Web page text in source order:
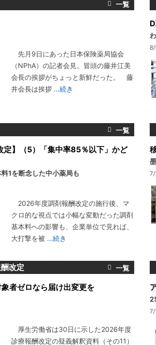
先月9日にあった日本保険薬局協会
（NPhA）の記者会見。冒頭の藤井江美
会長の挨拶がちょっと新鮮だった。 藤
井会長は挨拶 ...続き
定】（5）「集中率85％以下」かど
1を断念した中小薬局も
2026年度調剤報酬改定の施行後、マ
クロ的な視点では小幅な変動だった調剤
基本料への影響も、企業単位で見れば、
大打撃を被 ...続き
7/
改定
者ゼロなら届け出変更を
厚生労働省は30日に示した2026年度
診療報酬改定の疑義解釈資料（その11）
7/